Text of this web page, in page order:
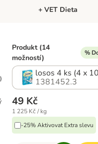
AkvaristikaOtevřít menu: Koně
+ VET Dieta
)
Produkt (14
možností)
%
losos 4 ks (4 x
1381452.3
49 Kč
1 225 Kč / kg
-25% Aktivovat Extra slevu